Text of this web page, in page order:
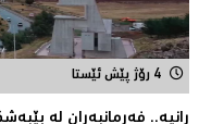
4 رۆژ پێش ئێستا
ڕانیە.. فەرمانبەران لە